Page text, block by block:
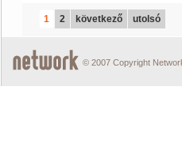
1 2 következő utolsó
© 2007 Copyright